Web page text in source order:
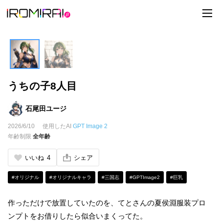
t
o
うちの子8人目
石尾田ユージ
2026/6/10 使用したAI GPT Image 2
年齢制限 全年齢
いいね 4 シェア
#オリジナル #オリジナルキャラ #三国志 #GPTImage2 #巨乳
作っただけで放置していたのを、てとさんの夏侯淵服装プロ
ンプトをお借りしたら似合いまくってた。